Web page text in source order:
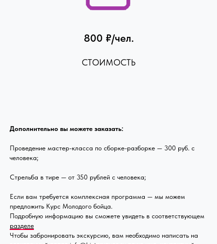
800 ₽/чел.
СТОИМОСТЬ
Дополнительно вы можете заказать:
Проведение мастер-класса по сборке-разборке — 300 руб. с
человека;
Стрельба в тире — от 350 рублей с человека;
Если вам требуется комплексная программа — мы можем
предложить Курс Молодого бойца.
Подробную информацию вы сможете увидеть в соответствующем
разделе
Чтобы забронировать экскурсию, вам необходимо написать на